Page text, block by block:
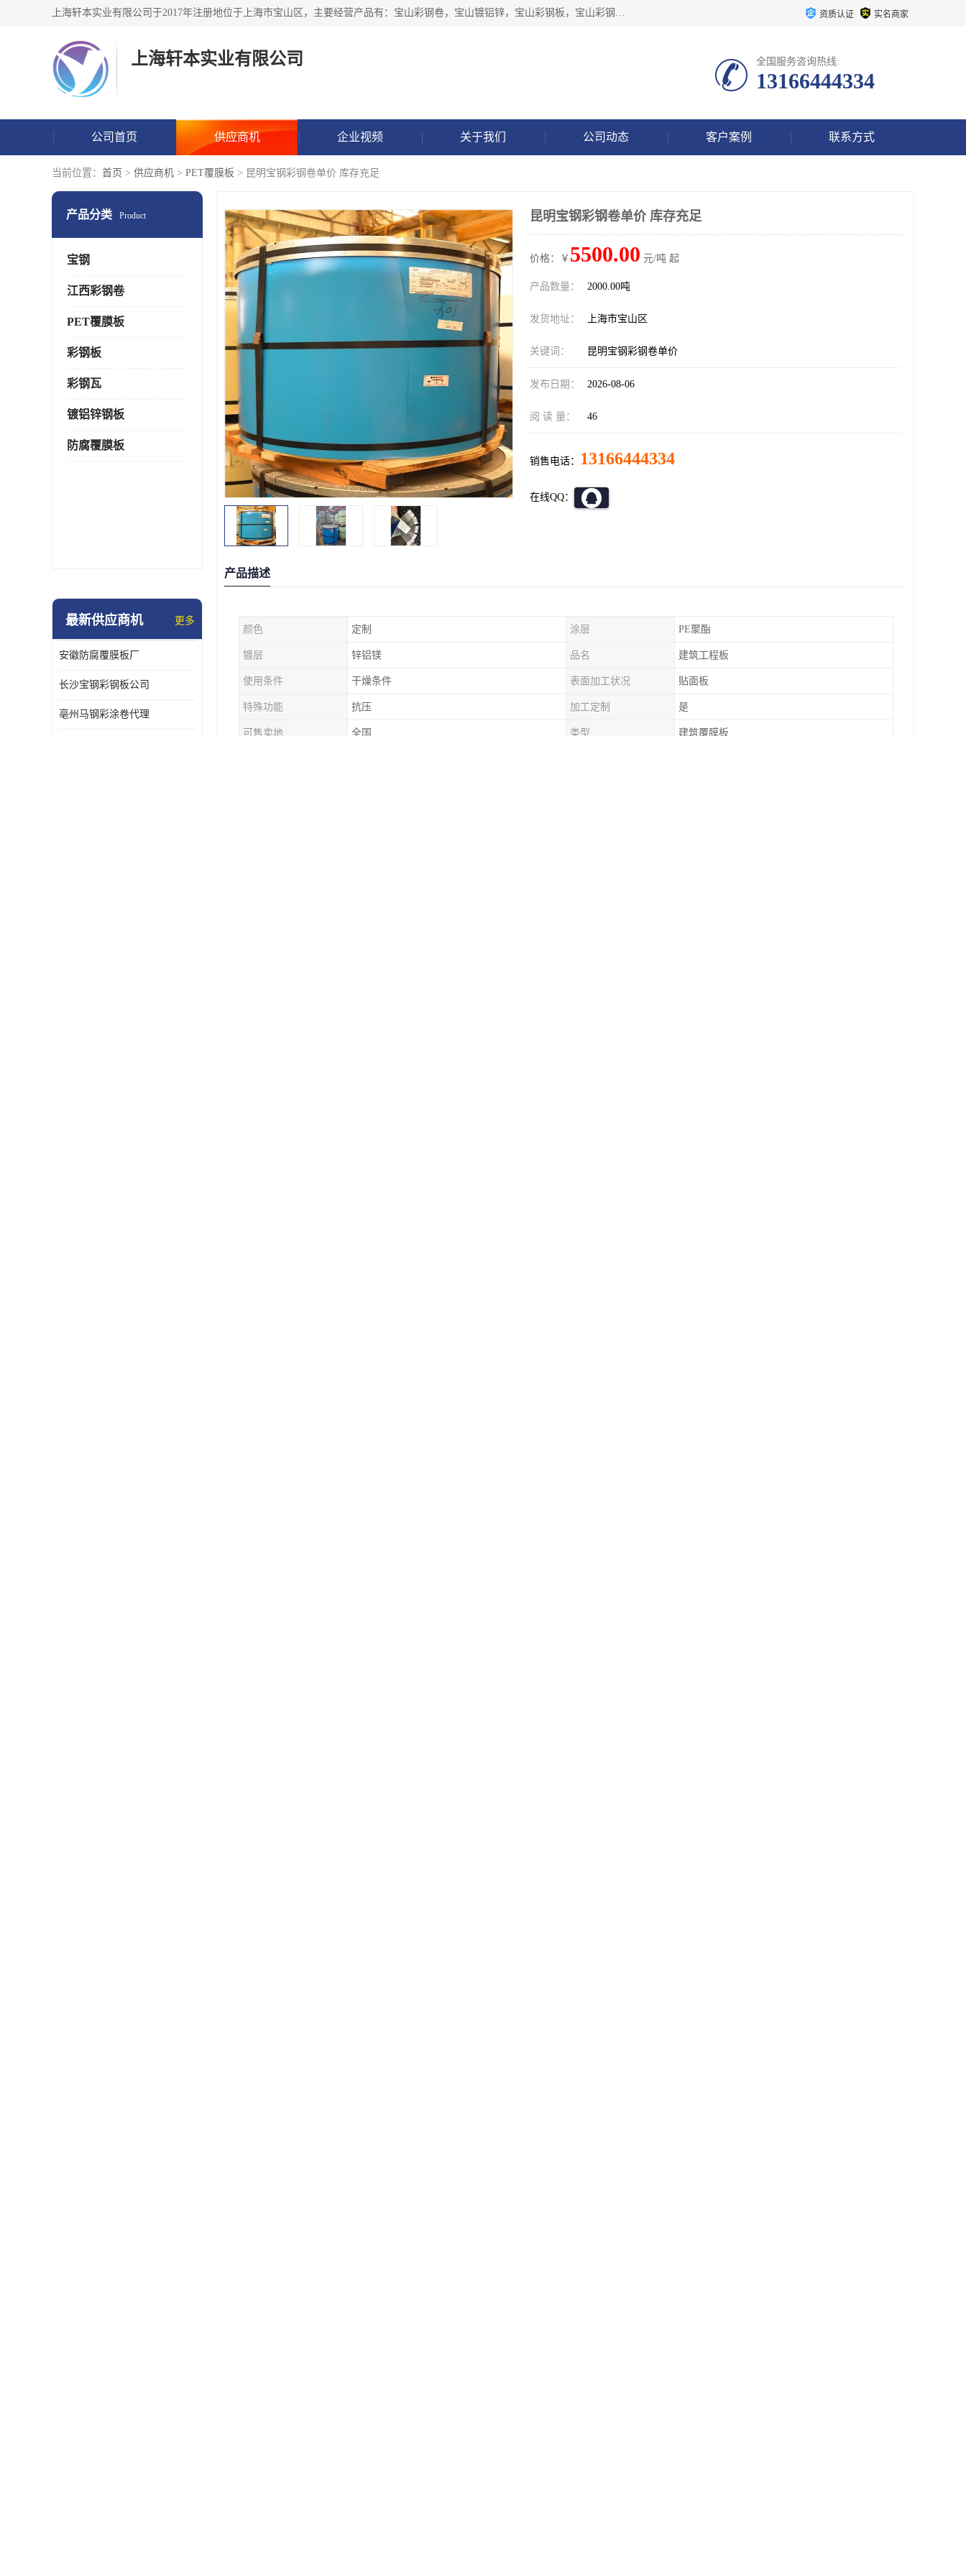
上海轩本实业有限公司于2017年注册地位于上海市宝山区，主要经营产品有：宝山彩钢卷，宝山镀铝锌，宝山彩钢板，宝山彩钢瓦等产品的生产和销售。 资质认证 实名商家
上海轩本实业有限公司 全国服务咨询热线:
13166444334
公司首页 供应商机 企业视频 关于我们 公司动态 客户案例 联系方式
当前位置： 首页 > 供应商机 > PET覆膜板 > 昆明宝钢彩钢卷单价 库存充足
产品分类 Product
宝钢
江西彩钢卷
PET覆膜板
彩钢板
彩钢瓦
镀铝锌钢板
防腐覆膜板
最新供应商机 更多
安徽防腐覆膜板厂
长沙宝钢彩钢板公司
亳州马钢彩涂卷代理
昆明宝钢彩钢卷单价 库存充足
价格：￥ 5500.00 元/吨 起
产品数量： 2000.00吨
发货地址： 上海市宝山区
关键词： 昆明宝钢彩钢卷单价
发布日期： 2026-08-06
阅 读 量： 46
销售电话： 13166444334
在线QQ：
产品描述
颜色 定制 涂层 PE聚酯
镀层 锌铝镁 品名 建筑工程板
使用条件 干燥条件 表面加工状况 贴面板
特殊功能 抗压 加工定制 是
可售卖地 全国 类型 建筑覆膜板